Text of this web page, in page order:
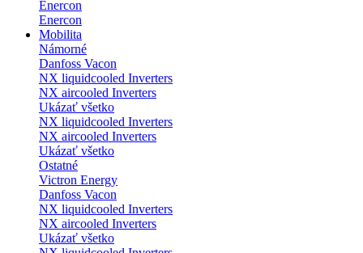
Enercon
Enercon
Mobilita
Námorné
Danfoss Vacon
NX liquidcooled Inverters
NX aircooled Inverters
Ukázať všetko
NX liquidcooled Inverters
NX aircooled Inverters
Ukázať všetko
Ostatné
Victron Energy
Danfoss Vacon
NX liquidcooled Inverters
NX aircooled Inverters
Ukázať všetko